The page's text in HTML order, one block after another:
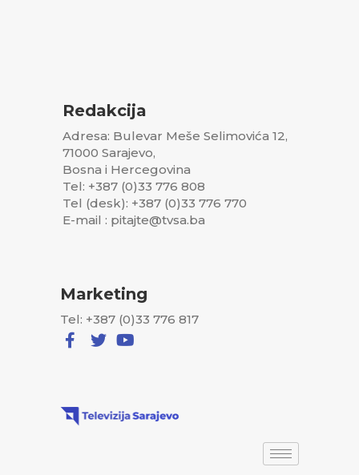
Redakcija
Adresa: Bulevar Meše Selimovića 12,
71000 Sarajevo,
Bosna i Hercegovina
Tel: +387 (0)33 776 808
Tel (desk): +387 (0)33 776 770
E-mail : pitajte@tvsa.ba
Marketing
Tel: +387 (0)33 776 817